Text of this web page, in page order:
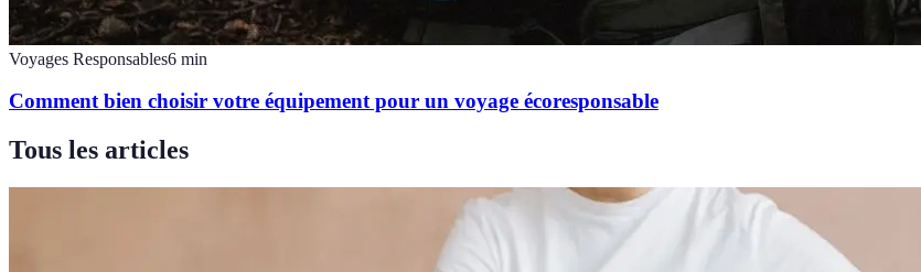
Voyages Responsables6 min
Comment bien choisir votre équipement pour un voyage écoresponsable
Tous les articles